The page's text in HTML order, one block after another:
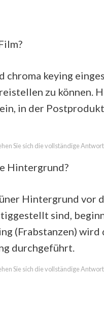
keying
zu können.
in der
Sie sich die vollständige
Hintergrund?
Hintergrund vor
sind,
(Frabstanzen)
durchgeführt.
Sie sich die vollständige